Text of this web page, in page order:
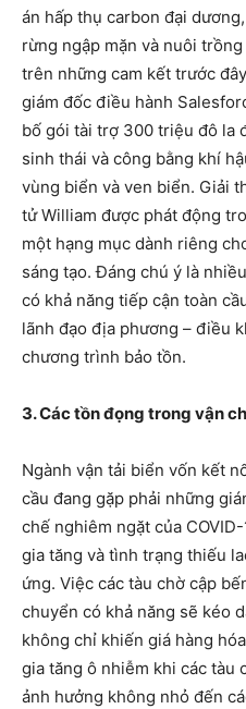
án hấp thụ carbon đại
rừng ngập mặn và nuôi
trên những cam kết trước
giám đốc điều hành
bố gói tài trợ 300 triệu đô la
sinh thái và công bằng khí
vùng biển và ven biển. Giải
tử William được phát động
một hạng mục dành riêng
sáng tạo. Đáng chú ý là
có khả năng tiếp cận toàn
lãnh đạo địa phương – điều
chương trình bảo tồn.
3. Các tồn đọng trong vận
Ngành vận tải biển vốn kết
cầu đang gặp phải những
chế nghiêm ngặt của
gia tăng và tình trạng thiếu
ứng. Việc các tàu chờ cập
chuyển có khả năng sẽ kéo
không chỉ khiến giá hàng
gia tăng ô nhiễm khi các tàu
ảnh hưởng không nhỏ đến